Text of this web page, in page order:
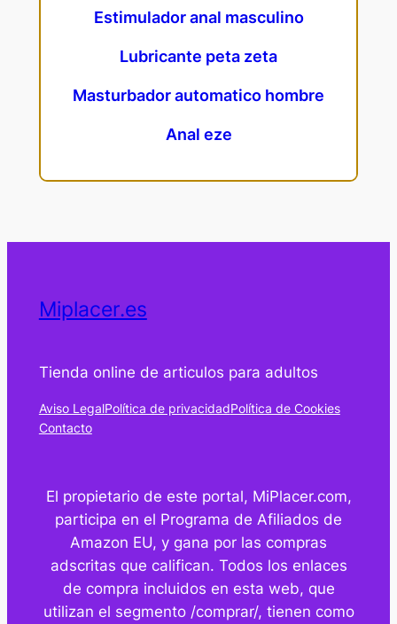
Estimulador anal masculino
Lubricante peta zeta
Masturbador automatico hombre
Anal eze
Miplacer.es
Tienda online de articulos para adultos
Aviso LegalPolítica de privacidadPolítica de Cookies
Contacto
El propietario de este portal, MiPlacer.com,
participa en el Programa de Afiliados de
Amazon EU, y gana por las compras
adscritas que califican. Todos los enlaces
de compra incluidos en esta web, que
utilizan el segmento /comprar/, tienen como